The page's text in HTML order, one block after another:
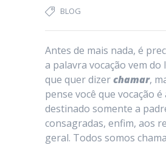
BLOG
Antes de mais nada, é
a palavra vocação vem do
que quer dizerchamar,
pense você que vocação é
destinado somente a
consagradas, enfim, aos
geral. Todos somos